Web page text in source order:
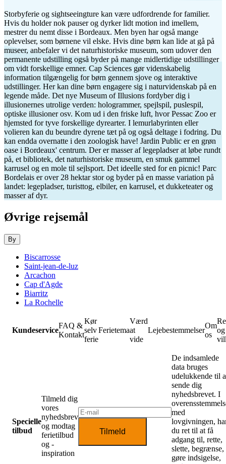
Storbyferie og sightseeingture kan være udfordrende for familier.
Hvis du holder nok pauser og dyrker lidt motion ind imellem,
mestrer du nemt disse i Bordeaux. Men byen har også mange
oplevelser, som børnene vil elske. Hvis dine børn kan lide at gå på
museer, anbefaler vi det naturhistoriske museum, som udover den
permanente udstilling også byder på mange midlertidige udstillinger
om vidt forskellige emner. Cap Sciences gør videnskabelig
information tilgængelig for børn gennem sjove og interaktive
udstillinger. Her kan dine børn engagere sig i naturvidenskab på en
legende måde. Det nye Museum of Illusions fordyber dig i
illusionernes utrolige verden: hologrammer, spejlspil, puslespil,
optiske illusioner osv. Kom ud i den friske luft, hvor Pessac Zoo er
hjemsted for tyve forskellige dyrearter. I lemurlabyrinten eller
volieren kan du beundre dyrene tæt på og også deltage i fodring. Du
kan endda overnatte i den zoologisk have! Jardin Public er en grøn
oase i Bordeaux' centrum. Der er masser af legepladser at løbe rundt
på, et bibliotek, det naturhistoriske museum, en smuk gammel
karrusel og en mole til sejlsport. Det ideelle sted for en picnic! Parc
Bordelais er over 28 hektar stor og byder på en masse variation på
landet: legepladser, turisttog, elbiler, en karrusel, et dukketeater og
masser af dyr.
Øvrige rejsemål
By
Biscarrosse
Saint-jean-de-luz
Arcachon
Cap d'Agde
Biarritz
La Rochelle
Kundeservice
FAQ &
Kontakt
Kør
selv
ferie
Ferietema
Værd
at
vide
Lejebestemmelser
Om
os
og
Specielle
tilbud
Tilmeld dig
vores
nyhedsbrev
og modtag
ferietilbud
og -
inspiration
Tilmeld
De indsamlede
data bruges
udelukkende til
sende dig
nyhedsbrevet. I
med
lovgivningen,
du ret til at få
adgang til, rette,
slette, begrænse,
gøre indsigelse,